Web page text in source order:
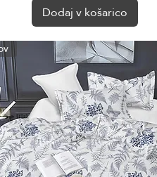
Dodaj v košarico